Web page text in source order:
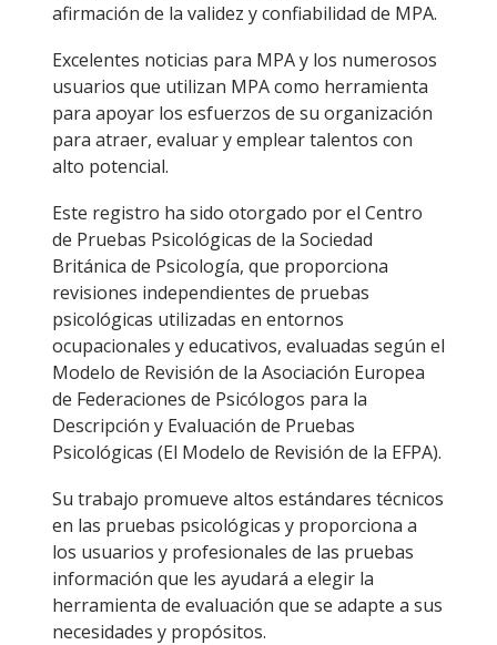
afirmación de la validez y confiabilidad de MPA.
Excelentes noticias para MPA y los numerosos
usuarios que utilizan MPA como herramienta
para apoyar los esfuerzos de su organización
para atraer, evaluar y emplear talentos con
alto potencial.
Este registro ha sido otorgado por el Centro
de Pruebas Psicológicas de la Sociedad
Británica de Psicología, que proporciona
revisiones independientes de pruebas
psicológicas utilizadas en entornos
ocupacionales y educativos, evaluadas según el
Modelo de Revisión de la Asociación Europea
de Federaciones de Psicólogos para la
Descripción y Evaluación de Pruebas
Psicológicas (El Modelo de Revisión de la EFPA).
Su trabajo promueve altos estándares técnicos
en las pruebas psicológicas y proporciona a
los usuarios y profesionales de las pruebas
información que les ayudará a elegir la
herramienta de evaluación que se adapte a sus
necesidades y propósitos.